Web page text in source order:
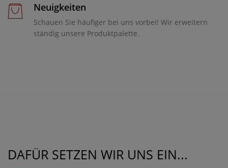
Neuigkeiten
Schauen Sie häufiger bei uns vorbei! Wir erweitern
ständig unsere Produktpalette.
DAFÜR SETZEN WIR UNS EIN...